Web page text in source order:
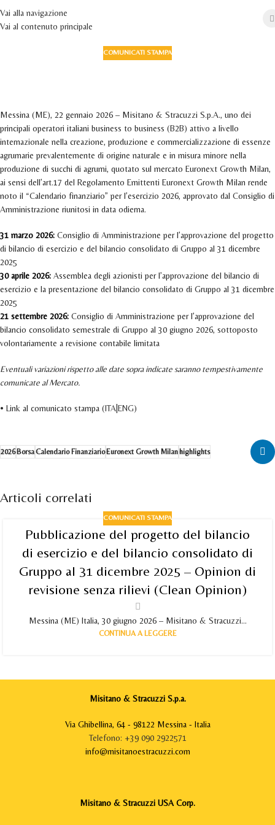
Vai alla navigazione
Vai al contenuto principale
COMUNICATI STAMPA
Messina (ME), 22 gennaio 2026 – Misitano & Stracuzzi S.p.A., uno dei
principali operatori italiani business to business (B2B) attivo a livello
internazionale nella creazione, produzione e commercializzazione di essenze
agrumarie prevalentemente di origine naturale e in misura minore nella
produzione di succhi di agrumi, quotato sul mercato Euronext Growth Milan,
ai sensi dell’art.17 del Regolamento Emittenti Euronext Growth Milan rende
noto il “Calendario finanziario” per l’esercizio 2026, approvato dal Consiglio di
Amministrazione riunitosi in data odierna.
31 marzo 2026: Consiglio di Amministrazione per l’approvazione del progetto
di bilancio di esercizio e del bilancio consolidato di Gruppo al 31 dicembre
2025
30 aprile 2026: Assemblea degli azionisti per l’approvazione del bilancio di
esercizio e la presentazione del bilancio consolidato di Gruppo al 31 dicembre
2025
21 settembre 2026: Consiglio di Amministrazione per l’approvazione del
bilancio consolidato semestrale di Gruppo al 30 giugno 2026, sottoposto
volontariamente a revisione contabile limitata
Eventuali variazioni rispetto alle date sopra indicate saranno tempestivamente
comunicate al Mercato.
• Link al comunicato stampa (ITA ENG)
2026BorsaCalendario FinanziarioEuronext Growth Milanhighlights
Articoli correlati
COMUNICATI STAMPA
Pubblicazione del progetto del bilancio
di esercizio e del bilancio consolidato di
Gruppo al 31 dicembre 2025 – Opinion di
revisione senza rilievi (Clean Opinion)
Messina (ME) Italia, 30 giugno 2026 – Misitano & Stracuzzi...
CONTINUA A LEGGERE
Misitano & Stracuzzi S.p.a.
Via Ghibellina, 64 - 98122 Messina - Italia
Telefono: +39 090 2922571
info@misitanoestracuzzi.com
Misitano & Stracuzzi USA Corp.